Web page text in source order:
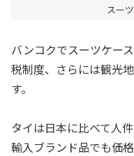
スー
バンコクでスーツケー
税制度、さらには観光
す。
タイは日本に比べて人
輸入ブランド品でも価